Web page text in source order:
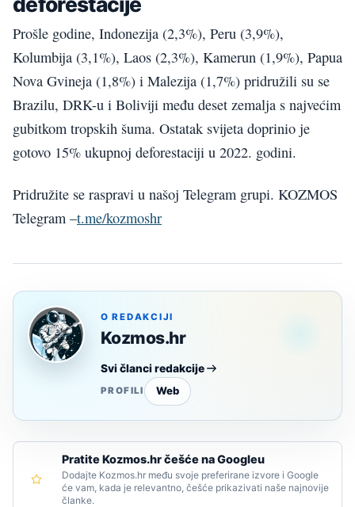
Prošle godine, Indonezija (2,3%), Peru (3,9%),
Kolumbija (3,1%), Laos (2,3%), Kamerun (1,9%), Papua
Nova Gvineja (1,8%) i Malezija (1,7%) pridružili su se
Brazilu, DRK-u i Boliviji među deset zemalja s najvećim
gubitkom tropskih šuma. Ostatak svijeta doprinio je
gotovo 15% ukupnoj deforestaciji u 2022. godini.
Pridružite se raspravi u našoj Telegram grupi. KOZMOS
Telegram –t.me/kozmoshr
O REDAKCIJI
Kozmos.hr
Svi članci redakcije
PROFILI Web
Pratite Kozmos.hr češće na Googleu
Dodajte Kozmos.hr među svoje preferirane izvore i Google
će vam, kada je relevantno, češće prikazivati naše najnovije
članke.